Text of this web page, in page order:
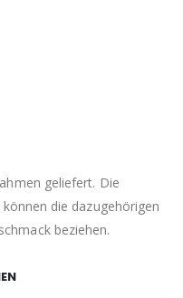
geliefert. Die
die dazugehörigen
beziehen.